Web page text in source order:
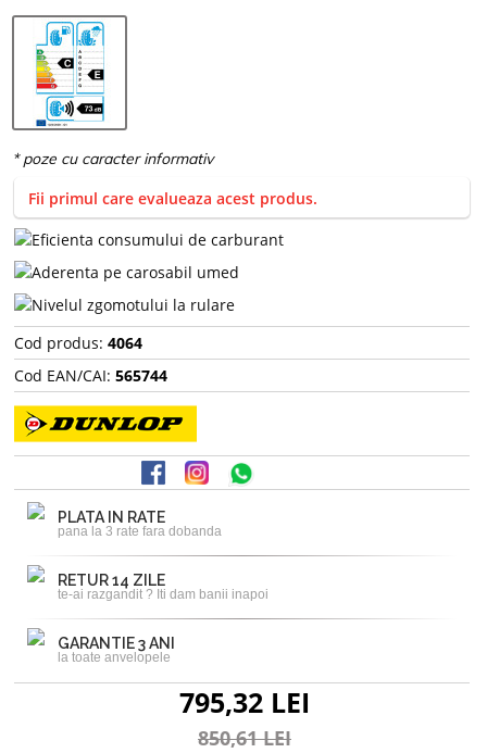
Fii primul care evalueaza acest produs.
Cod produs: 4064
Cod EAN/CAI: 565744
PLATA IN RATE
pana la 3 rate fara dobanda
RETUR 14 ZILE
te-ai razgandit ? Iti dam banii inapoi
GARANTIE 3 ANI
la toate anvelopele
795,32 LEI
850,61 LEI